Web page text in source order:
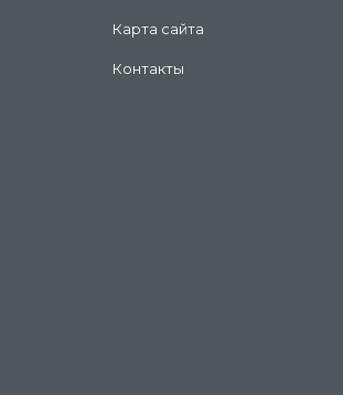
Карта сайта
Контакты